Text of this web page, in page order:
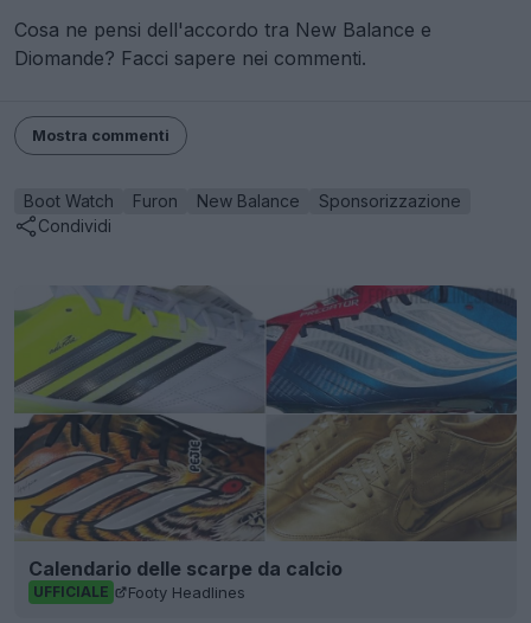
Cosa ne pensi dell'accordo tra New Balance e
Diomande? Facci sapere nei commenti.
Mostra commenti
Boot Watch Furon New Balance
Sponsorizzazione
Condividi
Calendario delle scarpe da calcio
UFFICIALE Footy Headlines